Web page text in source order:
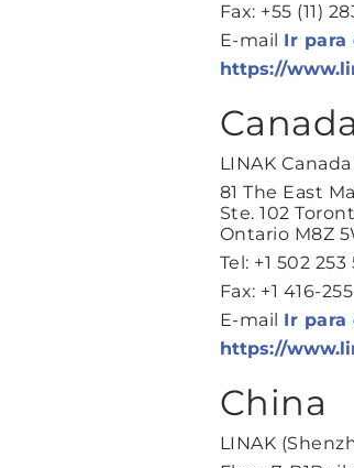
Fax: +55 (11)
E-mail Ir para
https://
Canada
LINAK
81 The East
Ste. 102
Ontario M8Z
Tel: +1 502 253
Fax: +1 416-
E-mail Ir para
https://
China
LINAK